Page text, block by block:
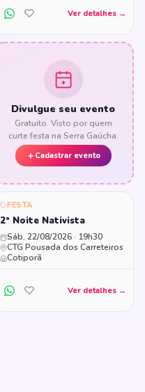
Ver detalhes →
Divulgue seu evento
Gratuito. Visto por quem
curte festa na Serra Gaúcha.
Cadastrar evento
FESTA
2ª Noite Nativista
Sáb, 22/08/2026 · 19h30
CTG Pousada dos Carreteiros
Cotiporã
Ver detalhes →